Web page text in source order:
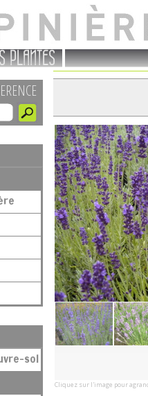
PLANTES
sol
Cliquez sur l'image pour